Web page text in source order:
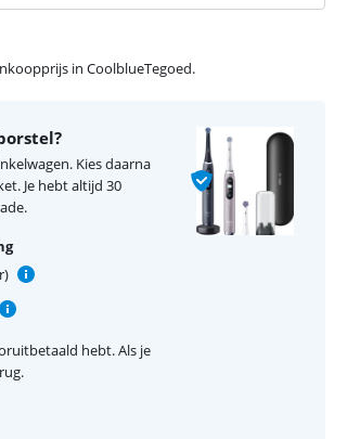
in CoolblueTegoed.
Kies daarna
Je hebt altijd 30
hebt. Als je